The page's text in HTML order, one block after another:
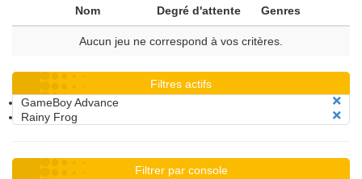
Nom Degré d'attente Genres
Aucun jeu ne correspond à vos critères.
Filtres actifs
GameBoy Advance
Rainy Frog
Filtrer par console